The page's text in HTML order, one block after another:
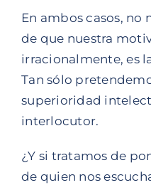
En ambos casos, no
de que nuestra
irracionalmente, es
Tan sólo
superioridad
interlocutor.
¿Y si tratamos de
de quien nos